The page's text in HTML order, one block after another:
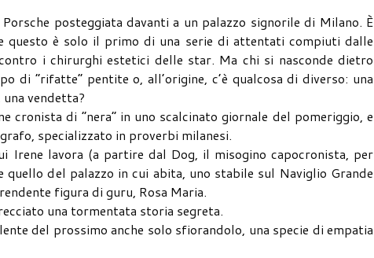
posteggiata davanti a un palazzo signorile di Milano. È
questo è solo il primo di una serie di attentati compiuti dalle
i chirurghi estetici delle star. Ma chi si nasconde dietro
di “rifatte” pentite o, all’origine, c’è qualcosa di diverso: una
vendetta?
cronista di “nera” in uno scalcinato giornale del pomeriggio, e
specializzato in proverbi milanesi.
lavora (a partire dal Dog, il misogino capocronista, per
del palazzo in cui abita, uno stabile sul Naviglio Grande
figura di guru, Rosa Maria.
una tormentata storia segreta.
del prossimo anche solo sfiorandolo, una specie di empatia